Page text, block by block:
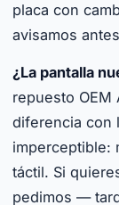
placa con
avisamos
¿La pantalla
repuesto OEM
diferencia con
imperceptible:
táctil. Si
pedimos —